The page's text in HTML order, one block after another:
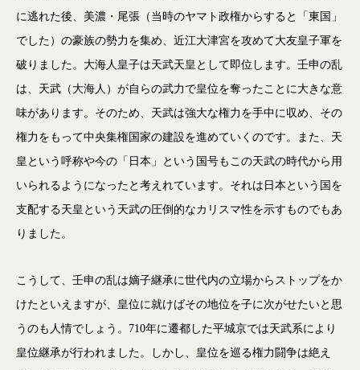
に逃れた後、美濃・尾張（当時のヤマト政権からすると「東国」
でした）の豪族の勢力を集め、近江大津宮を攻めて大友皇子軍を
破りました。大海人皇子は天武天皇として即位します。壬申の乱
は、天武（大海人）が自らの武力で皇位を奪ったことに大きな意
味があります。そのため、天武は強大な権力を手中に収め、その
権力をもって中央集権国家の建設を進めていくのです。また、天
皇という呼称や今の「日本」という国号もこの天武の時代から用
いられるようになったと考えれています。それは日本という国を
支配する天皇という天武の圧倒的なカリスマ性を示すものでもあ
りました。
こうして、壬申の乱は嫡子継承に世代内の立場からストップをか
けたといえますが、皇位に就けばその地位を子に次がせたいと思
うのも人情でしょう。710年に遷都した平城京では天武系により
皇位継承が行われました。しかし、皇位を巡る権力闘争は絶え